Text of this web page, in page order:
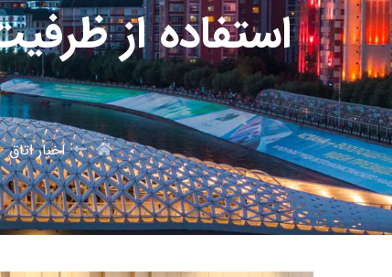
استفاده از
اخبار اتاق